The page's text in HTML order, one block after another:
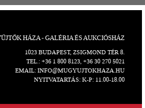
HÁZA - GALÉRIA ÉS AUKCIÓSHÁZ
1023 BUDAPEST, ZSIGMOND TÉR 8.
TEL.: +36 1 800 8123, +36 30 270 5021
EMAIL: INFO@MUGYUJTOKHAZA.HU
NYITVATARTÁS: K-P: 11.00-18.00